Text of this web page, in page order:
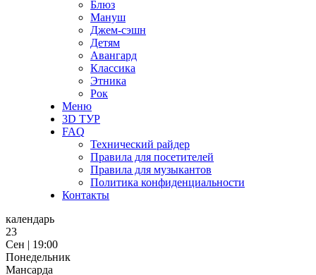
Блюз
Мануш
Джем-сэшн
Детям
Авангард
Классика
Этника
Рок
Меню
3D ТУР
FAQ
Технический райдер
Правила для посетителей
Правила для музыкантов
Политика конфиденциальности
Контакты
календарь
23
Сен | 19:00
Понедельник
Мансарда